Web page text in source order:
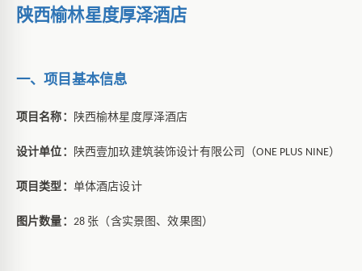
陕西榆林星度厚泽酒店
一、项目基本信息
项目名称： 陕西榆林星度厚泽酒店
设计单位： 陕西壹加玖建筑装饰设计有限公司（ONE PLUS NINE）
项目类型： 单体酒店设计
图片数量： 28 张（含实景图、效果图）